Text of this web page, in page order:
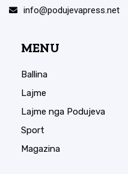
info@podujevapress.net
MENU
Ballina
Lajme
Lajme nga Podujeva
Sport
Magazina